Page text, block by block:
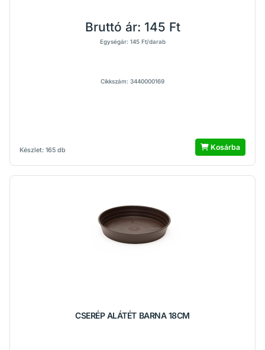
Készlet: 165 db
Bruttó ár: 145 Ft
Egységár: 145 Ft/darab
Cikkszám: 3440000169
Kosárba
CSERÉP ALÁTÉT BARNA 18CM